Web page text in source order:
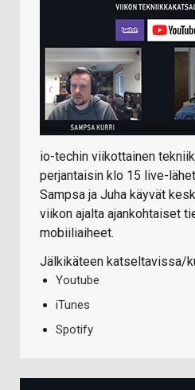
io-techin viikottainen
perjantaisin klo 15 live-
Sampsa ja Juha käyvät
viikon ajalta ajankohtaiset
mobiiliaiheet.
Jälkikäteen katseltavissa/
Youtube
iTunes
Spotify